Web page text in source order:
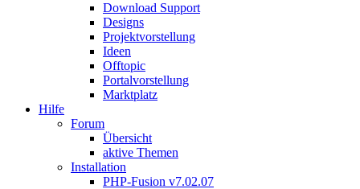
Download Support
Designs
Projektvorstellung
Ideen
Offtopic
Portalvorstellung
Marktplatz
Hilfe
Forum
Übersicht
aktive Themen
Installation
PHP-Fusion v7.02.07